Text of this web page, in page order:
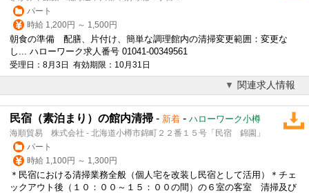
パート
時給 1,200円 ～ 1,500円
朝食の準備 配膳、片付け、簡単な調理館内の清掃変更範囲：変更な
し... ハローワーク求人番号 01041-00349561
受理日：8月3日 有効期限：10月31日
関連求人情報
民宿（素泊まり）の館内清掃 - 新着 - ハローワーク小樽
海順貿易 株式会社 - 北海道小樽市錦町２２番１５号「民宿 錦園」
パート
時給 1,100円 ～ 1,300円
＊民宿における清掃業務全般（個人宅を改装し民宿として活用）＊チェ
ックアウト後（１０：００～１５：００の間）の６室の客室 清掃及び